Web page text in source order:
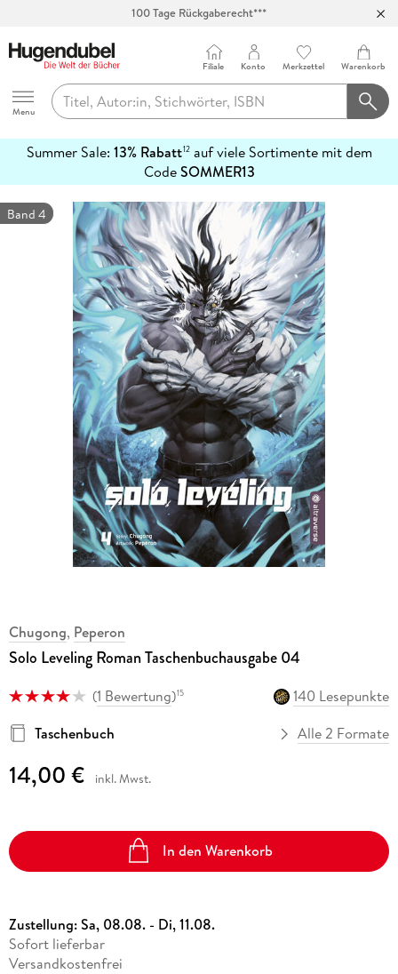
100 Tage Rückgaberecht***
Hugendubel
Menu
Filiale Konto Merkzettel Warenkorb
Summer Sale: 13% Rabatt12auf viele Sortimente mit dem
CodeSOMMER13
erfahren
Band 4
Chugong, Peperon
Solo Leveling Roman Taschenbuchausgabe 04
(1 Bewertung)15
140 Lesepunkte
Taschenbuch
Alle 2 Formate
14,00 € inkl. Mwst.
In den Warenkorb
Zustellung:Sa, 08.08. - Di, 11.08.
Sofort lieferbar
Versandkostenfrei